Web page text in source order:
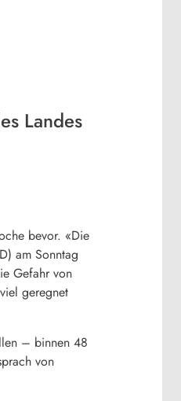
Landes
bevor. «Die
am Sonntag
Gefahr von
geregnet
– binnen 48
von